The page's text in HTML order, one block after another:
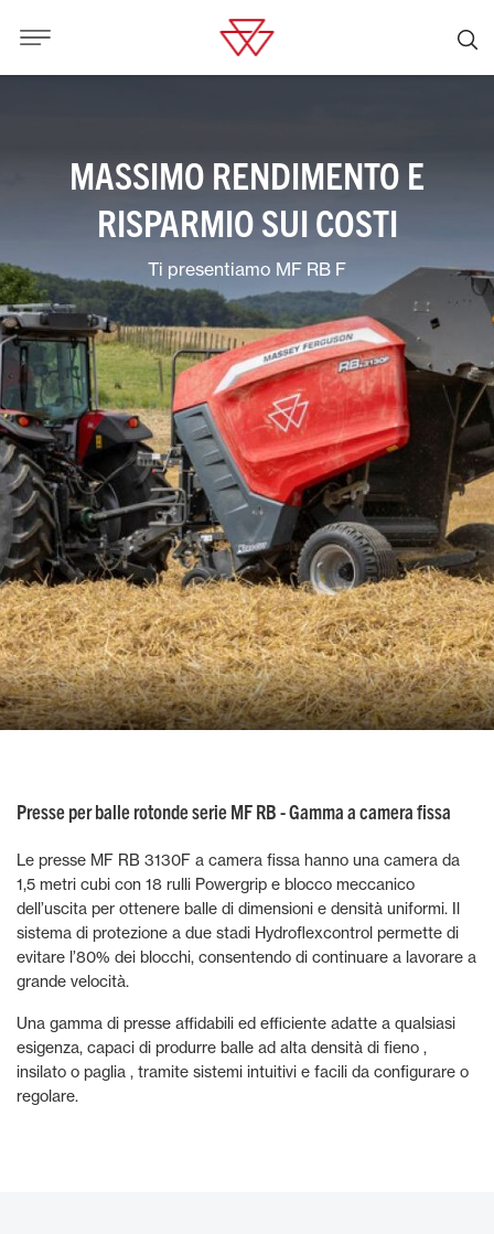
MASSIMO RENDIMENTO E
RISPARMIO SUI COSTI
Ti presentiamo MF RB F
Presse per balle rotonde serie MF RB - Gamma a camera fissa
Le presse MF RB 3130F a camera fissa hanno una camera da
1,5 metri cubi con 18 rulli Powergrip e blocco meccanico
dell’uscita per ottenere balle di dimensioni e densità uniformi. Il
sistema di protezione a due stadi Hydroflexcontrol permette di
evitare l’80% dei blocchi, consentendo di continuare a lavorare a
grande velocità.
Una gamma di presse affidabili ed efficiente adatte a qualsiasi
esigenza, capaci di produrre balle ad alta densità di fieno ,
insilato o paglia , tramite sistemi intuitivi e facili da configurare o
regolare.